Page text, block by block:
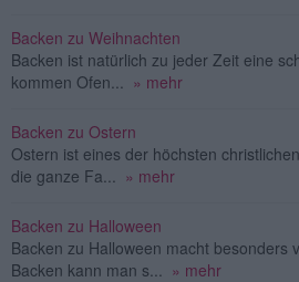
Backen zu Weihnachten
Backen ist natürlich zu jeder Zeit eine
kommen Ofen...
» mehr
Backen zu Ostern
Ostern ist eines der höchsten
die ganze Fa...
» mehr
Backen zu Halloween
Backen zu Halloween macht besonders
Backen kann man s...
» mehr